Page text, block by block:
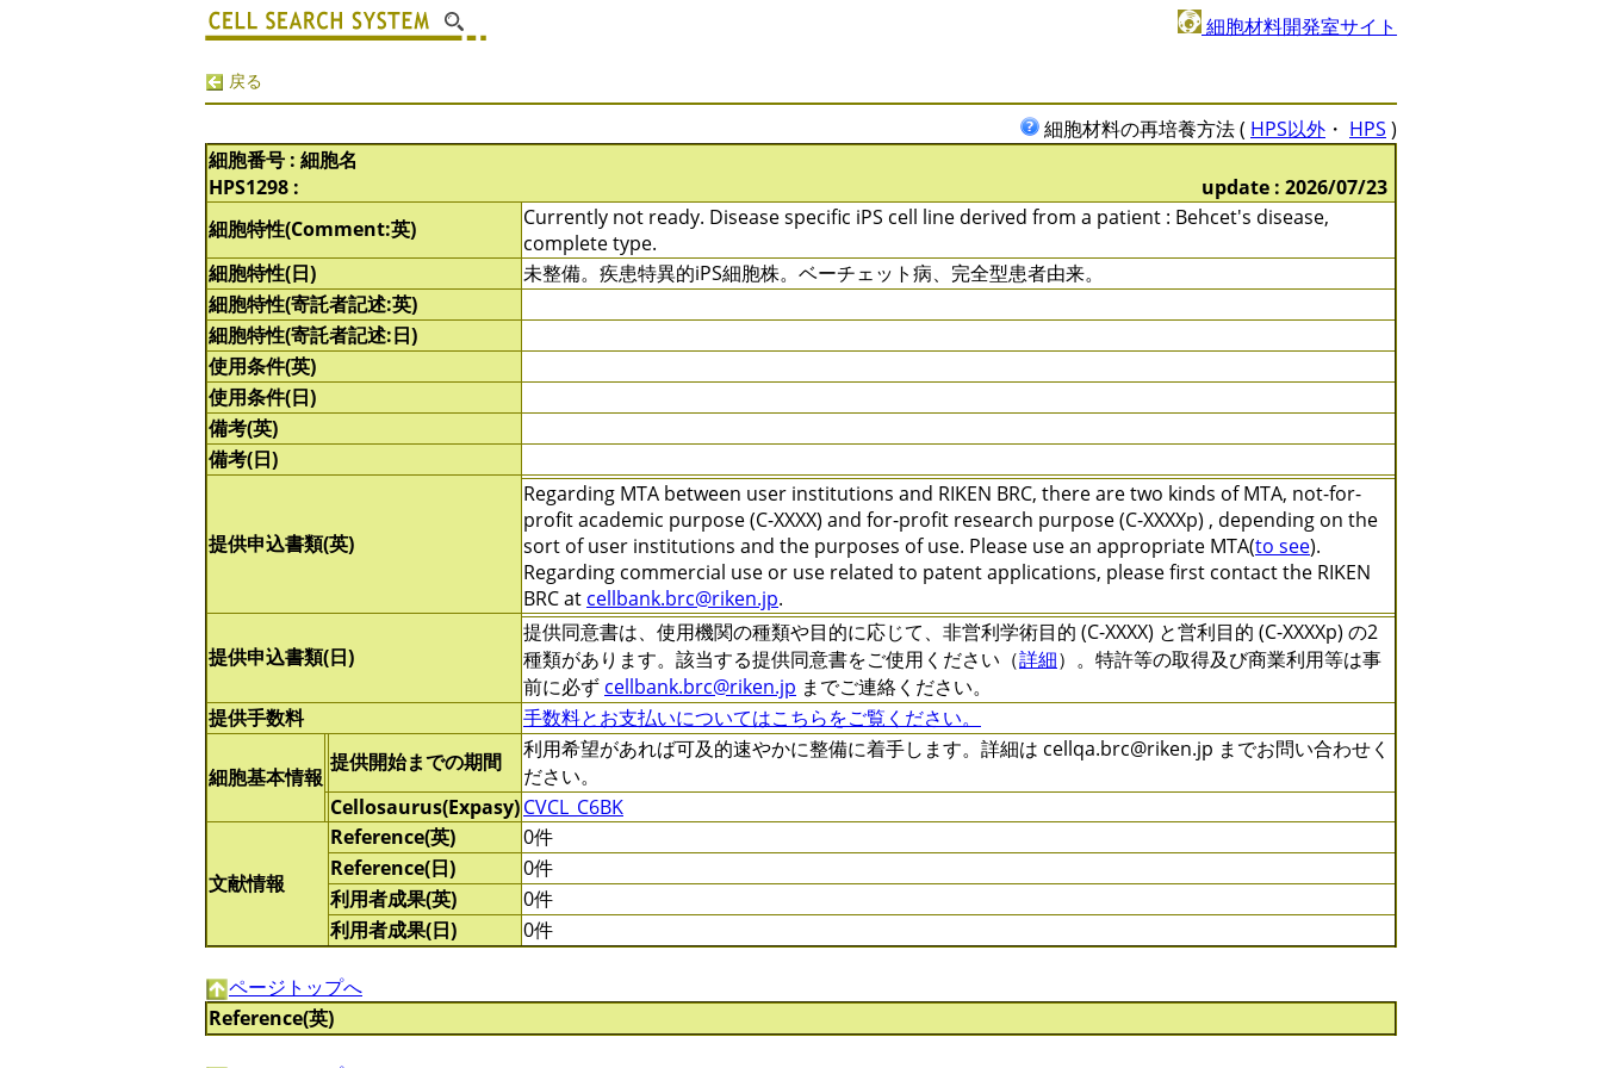
細胞材料開発室サイト
戻る
細胞材料の再培養方法 ( HPS以外 ・ HPS )
細胞番号 : 細胞名
HPS1298 :
update : 2026/07/23
細胞特性(Comment:英)
Currently not ready. Disease specific iPS cell line derived from a patient : Behcet's disease,
complete type.
細胞特性(日)
未整備。疾患特異的iPS細胞株。ベーチェット病、完全型患者由来。
細胞特性(寄託者記述:英)
細胞特性(寄託者記述:日)
使用条件(英)
使用条件(日)
備考(英)
備考(日)
提供申込書類(英)
Regarding MTA between user institutions and RIKEN BRC, there are two kinds of MTA, not-for-
profit academic purpose (C-XXXX) and for-profit research purpose (C-XXXXp) , depending on the
sort of user institutions and the purposes of use. Please use an appropriate MTA(to see).
Regarding commercial use or use related to patent applications, please first contact the RIKEN
BRC at cellbank.brc@riken.jp.
提供申込書類(日)
提供同意書は、使用機関の種類や目的に応じて、非営利学術目的 (C-XXXX) と営利目的 (C-XXXXp) の2
種類があります。該当する提供同意書をご使用ください（詳細）。特許等の取得及び商業利用等は事
前に必ず cellbank.brc@riken.jp までご連絡ください。
提供手数料
手数料とお支払いについてはこちらをご覧ください。
細胞基本情報
提供開始までの期間
利用希望があれば可及的速やかに整備に着手します。詳細は cellqa.brc@riken.jp までお問い合わせく
ださい。
Cellosaurus(Expasy)CVCL_C6BK
文献情報
Reference(英)
0件
Reference(日)
0件
利用者成果(英)
0件
利用者成果(日)
0件
ページトップへ
Reference(英)